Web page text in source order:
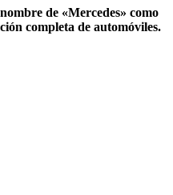
de «Mercedes» como
completa de automóviles.